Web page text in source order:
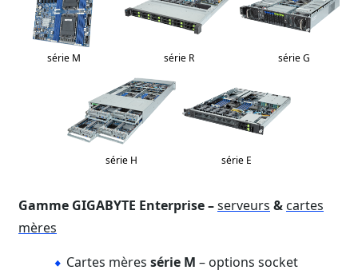
série M série R série G
série H série E
Gamme GIGABYTE Enterprise –serveurs & cartes
mères
Cartes mères série M – options socket